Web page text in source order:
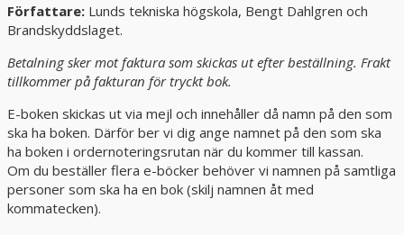
Författare: Lunds tekniska högskola, Bengt Dahlgren och
Brandskyddslaget.
Betalning sker mot faktura som skickas ut efter beställning. Frakt
tillkommer på fakturan för tryckt bok.
E-boken skickas ut via mejl och innehåller då namn på den som
ska ha boken. Därför ber vi dig ange namnet på den som ska
ha boken i ordernoteringsrutan när du kommer till kassan.
Om du beställer flera e-böcker behöver vi namnen på samtliga
personer som ska ha en bok (skilj namnen åt med
kommatecken).